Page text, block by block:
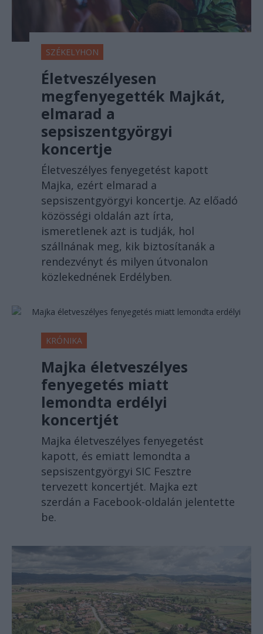
SZÉKELYHON
Életveszélyesen
megfenyegették Majkát,
elmarad a
sepsiszentgyörgyi
koncertje
Életveszélyes fenyegetést kapott
Majka, ezért elmarad a
sepsiszentgyörgyi koncertje. Az előadó
közösségi oldalán azt írta,
ismeretlenek azt is tudják, hol
szállnának meg, kik biztosítanák a
rendezvényt és milyen útvonalon
közlekednének Erdélyben.
KRÓNIKA
Majka életveszélyes
fenyegetés miatt
lemondta erdélyi
koncertjét
Majka életveszélyes fenyegetést
kapott, és emiatt lemondta a
sepsiszentgyörgyi SIC Fesztre
tervezett koncertjét. Majka ezt
szerdán a Facebook-oldalán jelentette
be.